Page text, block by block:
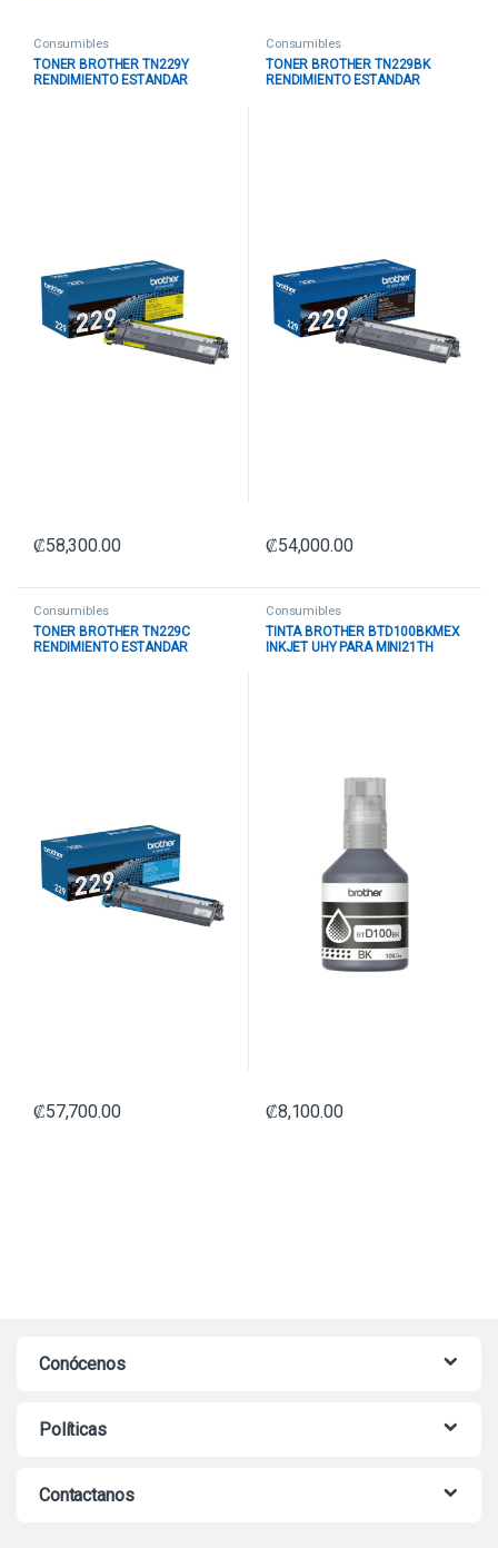
Consumibles
TONER BROTHER TN229Y
RENDIMIENTO ESTANDAR
₡58,300.00
Consumibles
TONER BROTHER TN229BK
RENDIMIENTO ESTANDAR
₡54,000.00
Consumibles
TONER BROTHER TN229C
RENDIMIENTO ESTANDAR
₡57,700.00
Consumibles
TINTA BROTHER BTD100BKMEX
INKJET UHY PARA MINI21TH
₡8,100.00
Conócenos
Políticas
Contactanos